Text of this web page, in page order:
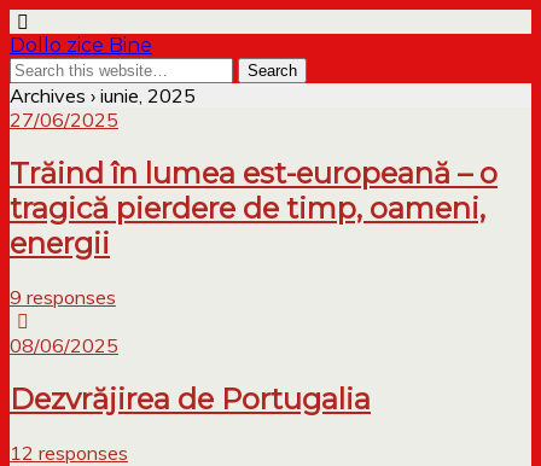
Dollo zice Bine
Archives › iunie, 2025
27/06/2025
Trăind în lumea est-europeană – o
tragică pierdere de timp, oameni,
energii
9 responses
08/06/2025
Dezvrăjirea de Portugalia
12 responses